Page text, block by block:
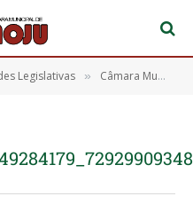
Legislativas » Câmara Municipal de Moju realiza 14ª Sessão Ordinária de 2025 e aprova 13 requerimentos importantes